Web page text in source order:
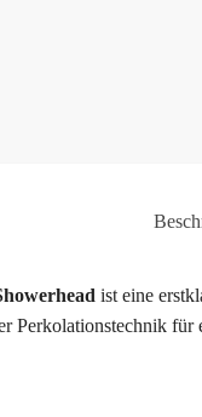
ist eine
für